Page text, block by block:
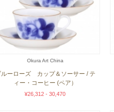
Okura Art China
ルーローズ カップ＆ソーサー / テ
ィー・コーヒー (ペア）
¥26,312 - 30,470